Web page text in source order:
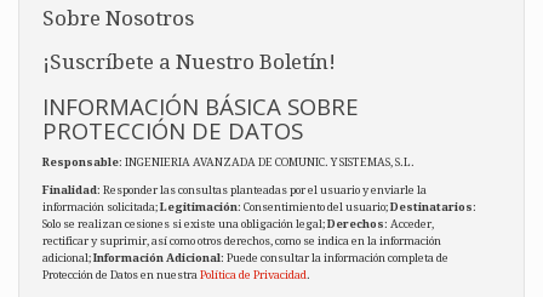
Sobre Nosotros
¡Suscríbete a Nuestro Boletín!
INFORMACIÓN BÁSICA SOBRE
PROTECCIÓN DE DATOS
Responsable: INGENIERIA AVANZADA DE COMUNIC. Y SISTEMAS, S.L.
Finalidad: Responder las consultas planteadas por el usuario y enviarle la
información solicitada;Legitimación: Consentimiento del usuario;Destinatarios:
Solo se realizan cesiones si existe una obligación legal;Derechos: Acceder,
rectificar y suprimir, así como otros derechos, como se indica en la información
adicional;Información Adicional: Puede consultar la información completa de
Protección de Datos en nuestra Política de Privacidad.